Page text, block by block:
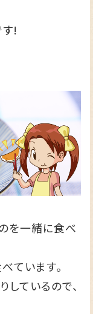
す!
を一緒に食べ
ています。
しているので、